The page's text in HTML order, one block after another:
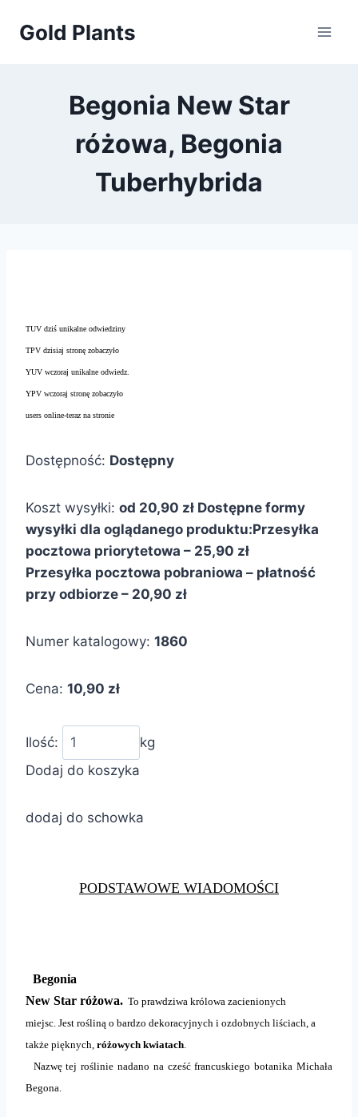
Gold Plants
Begonia New Star
różowa, Begonia
Tuberhybrida
TUV dziś unikalne odwiedziny
TPV dzisiaj stronę zobaczyło
YUV wczoraj unikalne odwiedz.
YPV wczoraj stronę zobaczyło
users online-teraz na stronie
Dostępność: Dostępny
Koszt wysyłki: od 20,90 zł Dostępne formy
wysyłki dla oglądanego produktu:Przesyłka
pocztowa priorytetowa – 25,90 zł
Przesyłka pocztowa pobraniowa – płatność
przy odbiorze – 20,90 zł
Numer katalogowy: 1860
Cena: 10,90 zł
Ilość:
kg
Dodaj do koszyka
dodaj do schowka
PODSTAWOWE WIADOMOŚCI
Begonia
New Star różowa. To prawdziwa królowa zacienionych
miejsc. Jest rośliną o bardzo dekoracyjnych i ozdobnych liściach, a
także pięknych, różowych kwiatach
Nazwę tej roślinie nadano na cześć francuskiego botanika Michała
Begona.